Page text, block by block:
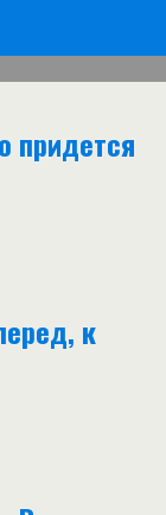
придется
к